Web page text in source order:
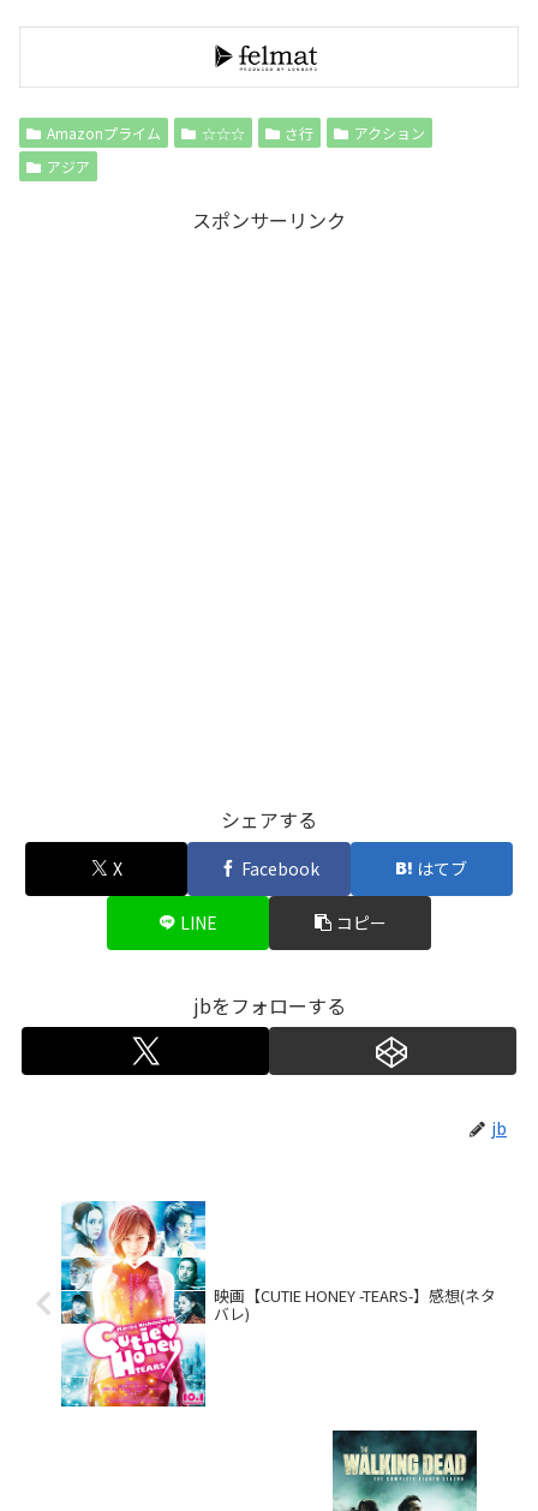
Amazonプライム ☆☆☆ さ行
アクション
アジア
スポンサーリンク
シェアする
X Facebook はてブ
LINE コピー
jbをフォローする
jb
映画【CUTIE HONEY -TEARS-】感想(ネタ
バレ)